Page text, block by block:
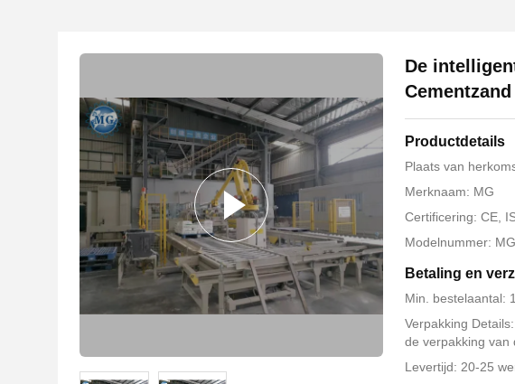
De
Productdetails
Plaats van
Merknaam: MG
Certificering: CE,
Modelnummer:
Betaling en
Min. bestelaantal:
Verpakking
de verpakking van
Levertijd: 20-25